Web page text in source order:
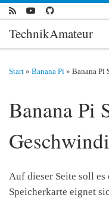
Zum Inhalt springen
TechnikAmateur
Start » Banana Pi » Banana Pi
Banana Pi
Auf dieser Seite soll es
Speicherkarte eignet